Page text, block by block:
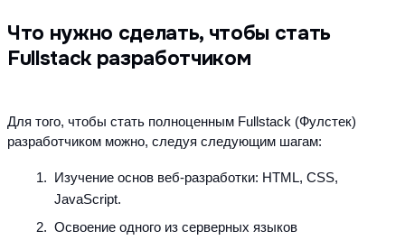
Что нужно сделать, чтобы стать
Fullstack разработчиком
Для того, чтобы стать полноценным Fullstack (Фулстек)
разработчиком можно, следуя следующим шагам:
Изучение основ веб-разработки: HTML, CSS,
JavaScript.
Освоение одного из серверных языков